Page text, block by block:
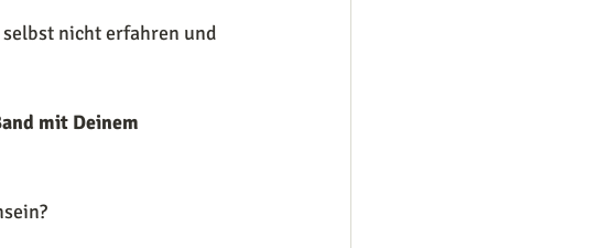
selbst nicht erfahren und
mit Deinem